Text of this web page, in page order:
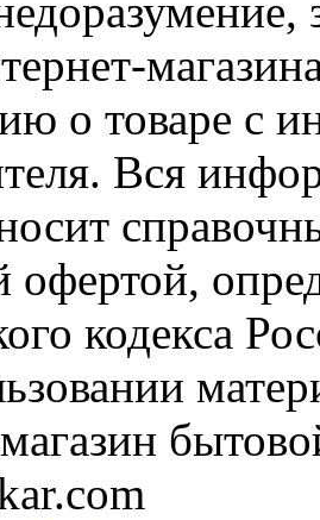
о товаре с
Вся
офертой,
кодекса